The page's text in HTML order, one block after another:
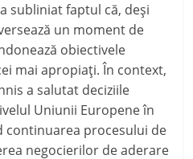
subliniat faptul că, deşi
un moment de
obiectivele
mai apropiaţi. În context,
a salutat deciziile
Uniunii Europene în
continuarea procesului de
negocierilor de aderare